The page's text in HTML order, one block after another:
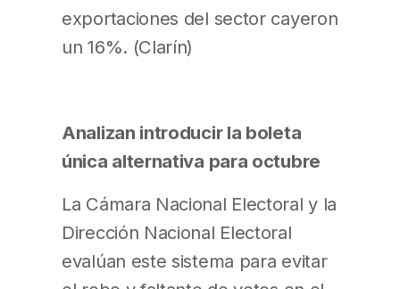
exportaciones del sector cayeron
un 16%. (Clarín)
Analizan introducir la boleta
única alternativa para octubre
La Cámara Nacional Electoral y la
Dirección Nacional Electoral
evalúan este sistema para evitar